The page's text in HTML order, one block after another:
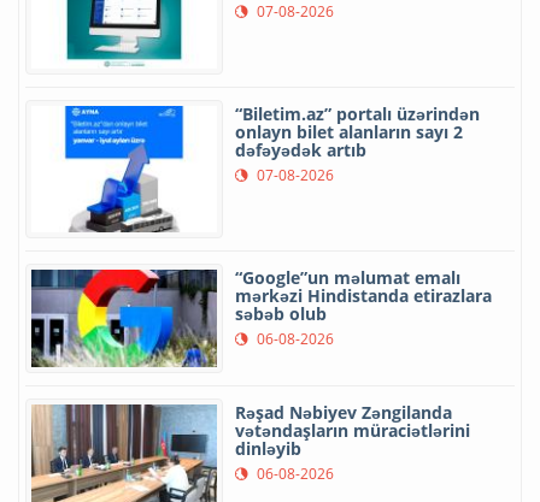
07-08-2026
“Biletim.az” portalı üzərindən
onlayn bilet alanların sayı 2
dəfəyədək artıb
07-08-2026
“Google”un məlumat emalı
mərkəzi Hindistanda etirazlara
səbəb olub
06-08-2026
Rəşad Nəbiyev Zəngilanda
vətəndaşların müraciətlərini
dinləyib
06-08-2026